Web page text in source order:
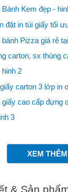
XEM THÊM
& Sản